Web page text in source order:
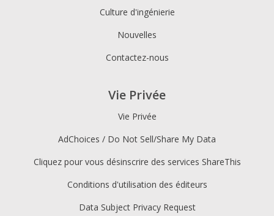
Culture d'ingénierie
Nouvelles
Contactez-nous
Vie Privée
Vie Privée
AdChoices / Do Not Sell/Share My Data
Cliquez pour vous désinscrire des services ShareThis
Conditions d'utilisation des éditeurs
Data Subject Privacy Request